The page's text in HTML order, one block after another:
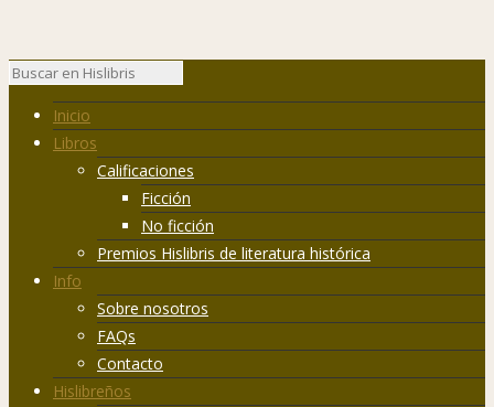
Inicio
Libros
Calificaciones
Ficción
No ficción
Premios Hislibris de literatura histórica
Info
Sobre nosotros
FAQs
Contacto
Hislibreños